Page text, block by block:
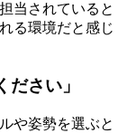
当されていると
る環境だと感じ
ださい」
や姿勢を選ぶと